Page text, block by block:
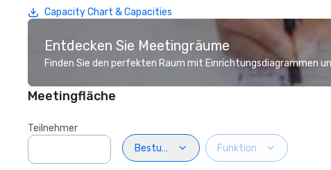
Capacity Chart & Capacities
Entdecken Sie Meetingräume
Finden Sie den perfekten Raum mit Einrichtungsdiagrammen
Meetingfläche
Teilnehmer
Bestuhlung
Funktion